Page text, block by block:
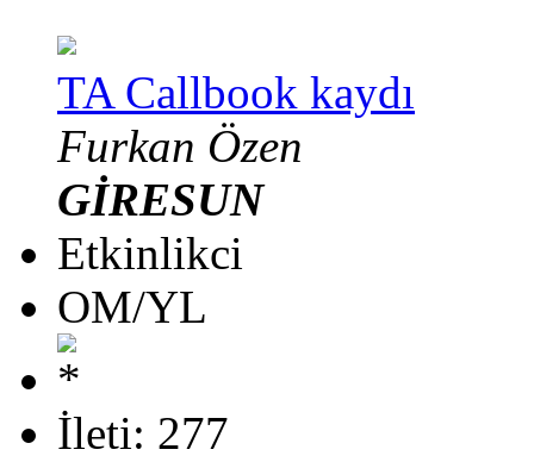
TA Callbook kaydı
Furkan Özen
GİRESUN
Etkinlikci
OM/YL
İleti: 277